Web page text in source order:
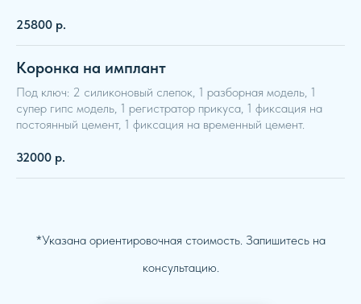
25800 р.
Коронка на имплант
Под ключ: 2 силиконовый слепок, 1 разборная модель, 1
супер гипс модель, 1 регистратор прикуса, 1 фиксация на
постоянный цемент, 1 фиксация на временный цемент.
32000 р.
*Указана ориентировочная стоимость. Запишитесь на
консультацию.